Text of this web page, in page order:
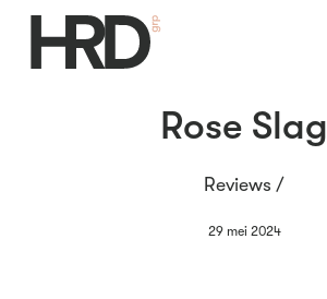
Rose Slag
Reviews /
29 mei 2024